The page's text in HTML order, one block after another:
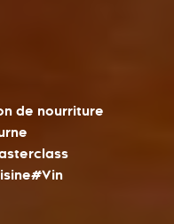
de nourriture
#Vin